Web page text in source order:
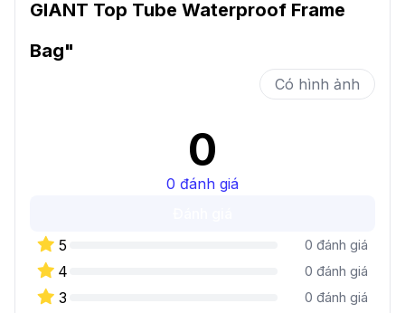
GIANT Top Tube Waterproof Frame
Bag"
Có hình ảnh
0
0 đánh giá
5
0 đánh giá
4 0 đánh giá
3 0 đánh giá